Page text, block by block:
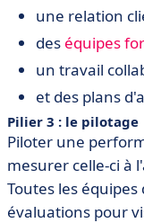
une relation
des équipes
un travail
et des plans
Pilier 3 : le pilotage
Piloter une
mesurer celle-ci à
Toutes les
évaluations pour